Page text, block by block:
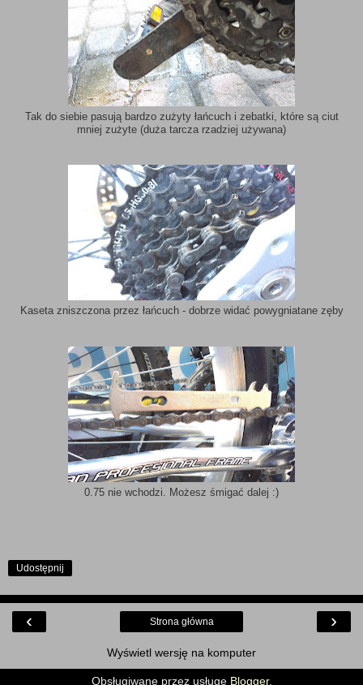
Tak do siebie pasują bardzo zużyty łańcuch i zebatki, które są ciut
mniej zużyte (duża tarcza rzadziej używana)
Kaseta zniszczona przez łańcuch - dobrze widać powygniatane zęby
0.75 nie wchodzi. Możesz śmigać dalej :)
Udostępnij
‹ ›
Strona główna
Wyświetl wersję na komputer
Obsługiwane przez usługę Blogger.